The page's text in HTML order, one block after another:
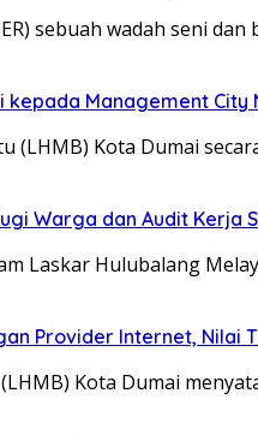
sebuah wadah seni dan
kepada Management
(LHMB) Kota Dumai
Warga dan Audit Kerja
Laskar Hulubalang
Provider Internet,
Kota Dumai